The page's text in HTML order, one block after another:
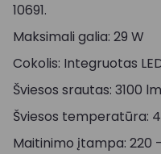
10691.
Maksimali galia: 29 W
Cokolis: Integruotas
Šviesos srautas: 3100 lm
Šviesos temperatūra:
Maitinimo įtampa: 220